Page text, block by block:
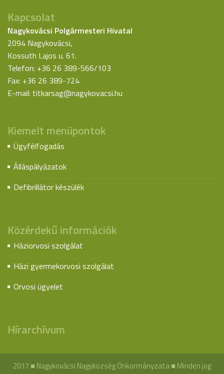
Kapcsolat
Nagykovácsi Polgármesteri Hivatal
2094 Nagykovácsi,
Kossuth Lajos u. 61.
Telefon: +36 26 389-566/103
Fax: +36 26 389-724
E-mail: titkarsag@nagykovacsi.hu
Kiemelt menüpontok
Ügyfélfogadás
Álláspályázatok
Defibrillátor készülék
Közérdekű információk
Háziorvosi szolgálat
Házi gyermekorvosi szolgálat
Orvosi ügyelet
Hírarchívum
2017 ■ Nagykovácsi Nagyközség Önkormányzata ■ Minden jog